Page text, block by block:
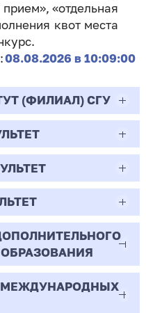
«отдельная
квот места
08.08.2026 в 10:09:00
(ФИЛИАЛ) СГУ
образование
образования